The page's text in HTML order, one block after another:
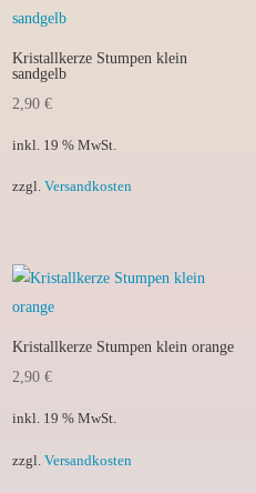
Kristallkerze Stumpen klein
sandgelb
2,90€
inkl. 19 % MwSt.
zzgl.Versandkosten
Kristallkerze Stumpen klein orange
2,90€
inkl. 19 % MwSt.
zzgl.Versandkosten